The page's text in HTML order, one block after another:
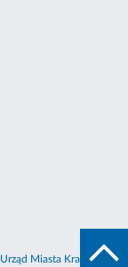
Urząd Miasta Krakowa